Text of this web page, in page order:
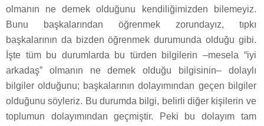
olmanın ne demek olduğunu kendiliğimizden bilemeyiz.
Bunu başkalarından öğrenmek zorundayız, tıpkı
başkalarının da bizden öğrenmek durumunda olduğu gibi.
İşte tüm bu durumlarda bu türden bilgilerin –mesela “iyi
arkadaş” olmanın ne demek olduğu bilgisinin– dolaylı
bilgiler olduğunu; başkalarının dolayımından geçen bilgiler
olduğunu söyleriz. Bu durumda bilgi, belirli diğer kişilerin ve
toplumun dolayımından geçmiştir. Peki bu dolayım tam